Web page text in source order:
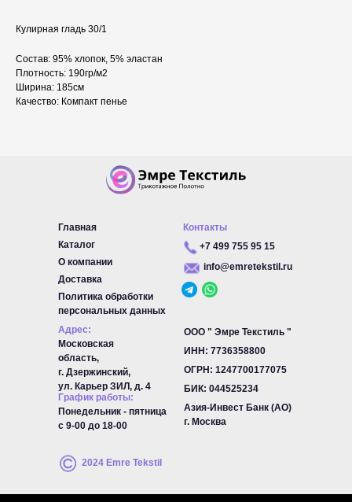
Кулирная гладь 30/1
Состав: 95% хлопок, 5% эластан
Плотность: 190гр/м2
Ширина: 185см
Качество: Компакт пенье
2024 Emre Tekstil
Контакты
Адрес:
Московская
область,
г. Дзержинский,
ул. Карьер ЗИЛ, д. 4
График работы:
Понедельник - пятница
с 9-00 до 18-00
+7 499 755 95 15
info@emretekstil.ru
ООО " Эмре Текстиль "
ИНН: 7736358800
ОГРН: 1247700177075
БИК: 044525234
Азия-Инвест Банк (АО)
г. Москва
Главная
Каталог
О компании
Доставка
Политика обработки
персональных данных